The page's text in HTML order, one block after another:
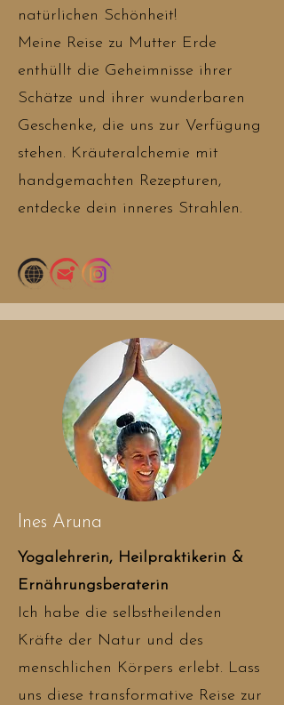
natürlichen Schönheit!
Meine Reise zu Mutter Erde
enthüllt die Geheimnisse ihrer
Schätze und ihrer wunderbaren
Geschenke, die uns zur Verfügung
stehen. Kräuteralchemie mit
handgemachten Rezepturen,
entdecke dein inneres Strahlen.
​Ines Aruna
Yogalehrerin, Heilpraktikerin &
Ernährungsberaterin
​Ich habe die selbstheilenden
Kräfte der Natur und des
menschlichen Körpers erlebt. Lass
uns diese transformative Reise zur